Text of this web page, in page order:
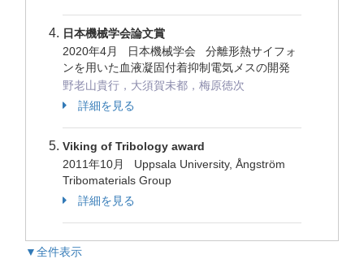
日本機械学会論文賞
2020年4月 日本機械学会 分離形熱サイフォ
ンを用いた血液凝固付着抑制電気メスの開発
野老山貴行，大須賀未都，梅原徳次
詳細を見る
Viking of Tribology award
2011年10月 Uppsala University, Ångström
Tribomaterials Group
詳細を見る
▼全件表示